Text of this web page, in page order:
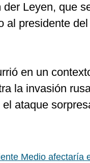
Leyen, que
al presidente
en un
la invasión
el ataque
Medio afectaría